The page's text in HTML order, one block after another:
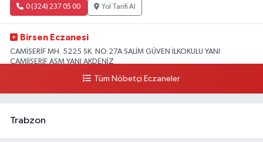
0 (324) 237 05 00 Yol Tarifi Al
Birsen Eczanesi
CAMİŞERİF MH. 5225 SK. NO:27A SALİM GÜVEN İLKOKULU YANI
CAMİİŞERİF ASM YANI AKDENİZ
Yol Tarifi Al
Tüm Nöbetçi Eczaneler
Trabzon